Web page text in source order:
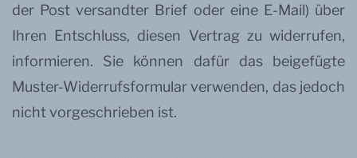
der Post versandter Brief oder eine E-Mail) über
Ihren Entschluss, diesen Vertrag zu widerrufen,
informieren. Sie können dafür das beigefügte
Muster-Widerrufsformular verwenden, das jedoch
nicht vorgeschrieben ist.